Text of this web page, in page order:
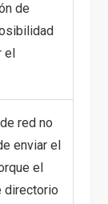
de
red no
enviar el
el
directorio